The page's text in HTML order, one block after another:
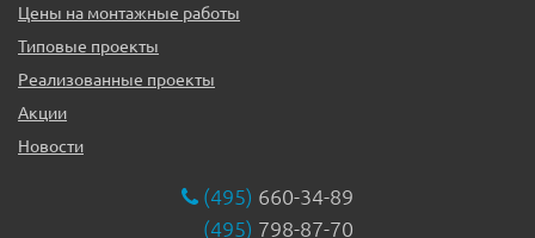
Цены на монтажные работы
Типовые проекты
Реализованные проекты
Акции
Новости
(495) 660-34-89
(495) 798-87-70